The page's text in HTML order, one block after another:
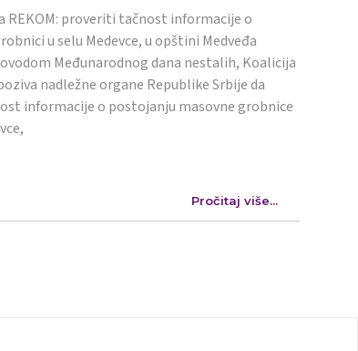
REKOM: proveriti tačnost informacije o
u selu Medevce, u opštini Medveđa
Međunarodnog dana nestalih, Koalicija
nadležne organe Republike Srbije da
informacije o postojanju masovne grobnice
Pročitaj više...